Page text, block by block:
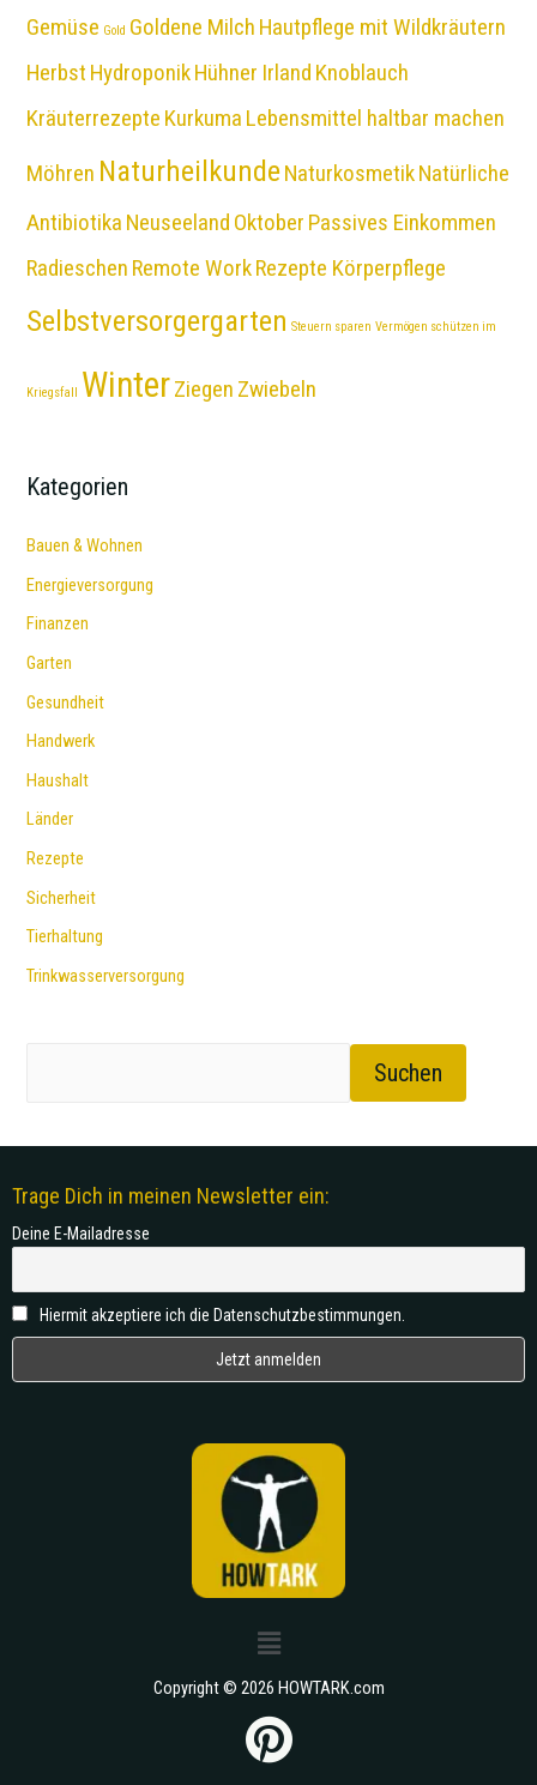
Gemüse Gold Goldene Milch Hautpflege mit Wildkräutern
Herbst HydroponikHühner Irland Knoblauch
Kräuterrezepte Kurkuma Lebensmittel haltbar machen
Möhren NaturheilkundeNaturkosmetikNatürliche
Antibiotika Neuseeland Oktober Passives Einkommen
Radieschen Remote WorkRezepte Körperpflege
Selbstversorgergarten Steuern sparen Vermögen schützen im
Kriegsfall WinterZiegen Zwiebeln
Kategorien
Bauen & Wohnen
Energieversorgung
Finanzen
Garten
Gesundheit
Handwerk
Haushalt
Länder
Rezepte
Sicherheit
Tierhaltung
Trinkwasserversorgung
Suchen
Trage Dich in meinen Newsletter ein:
Deine E-Mailadresse
Hiermit akzeptiere ich die Datenschutzbestimmungen.
Copyright © 2026 HOWTARK.com